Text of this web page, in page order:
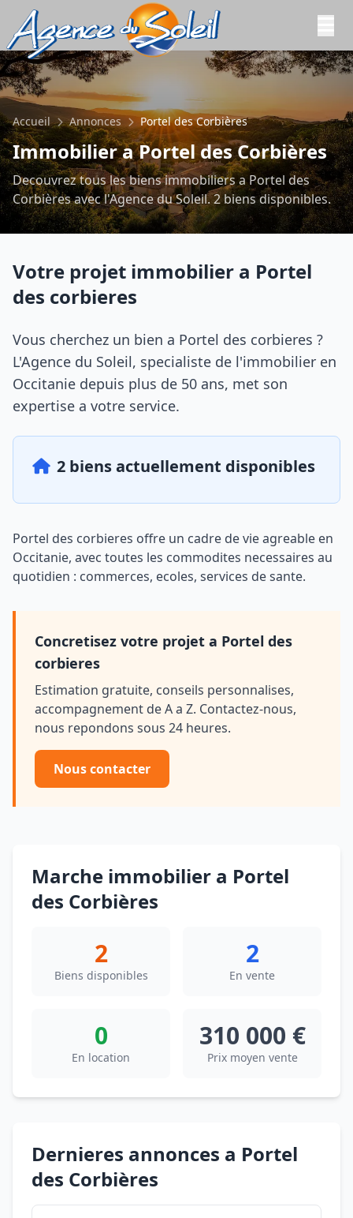
Aller au contenu principal
Accueil Annonces Portel des Corbières
Immobilier a Portel des Corbières
Decouvrez tous les biens immobiliers a Portel des
Corbières avec l'Agence du Soleil. 2 biens disponibles.
Votre projet immobilier a Portel
des corbieres
Vous cherchez un bien a Portel des corbieres ?
L'Agence du Soleil, specialiste de l'immobilier en
Occitanie depuis plus de 50 ans, met son
expertise a votre service.
2 biens actuellement disponibles
Portel des corbieres offre un cadre de vie agreable en
Occitanie, avec toutes les commodites necessaires au
quotidien : commerces, ecoles, services de sante.
Concretisez votre projet a Portel des
corbieres
Estimation gratuite, conseils personnalises,
accompagnement de A a Z. Contactez-nous,
nous repondons sous 24 heures.
Nous contacter
Marche immobilier a Portel
des Corbières
2
Biens disponibles
2
En vente
0
En location
310 000 €
Prix moyen vente
Dernieres annonces a Portel
des Corbières